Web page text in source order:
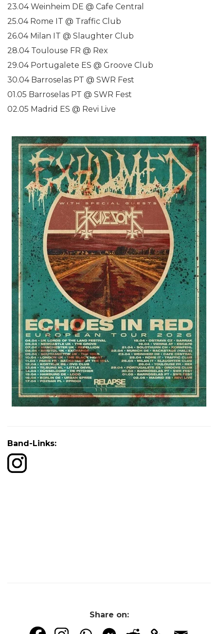
23.04 Weinheim DE @ Cafe Central
25.04 Rome IT @ Traffic Club
26.04 Milan IT @ Slaughter Club
28.04 Toulouse FR @ Rex
29.04 Portugalete ES @ Groove Club
30.04 Barroselas PT @ SWR Fest
01.05 Barroselas PT @ SWR Fest
02.05 Madrid ES @ Revi Live
Band-Links:
Share on: